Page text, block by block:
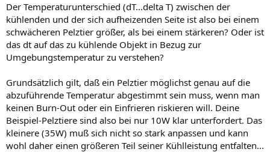
Der Temperaturunterschied (dT...delta T) zwischen der
kühlenden und der sich aufheizenden Seite ist also bei einem
schwächeren Pelztier größer, als bei einem stärkeren? Oder ist
das dt auf das zu kühlende Objekt in Bezug zur
Umgebungstemperatur zu verstehen?
Grundsätzlich gilt, daß ein Pelztier möglichst genau auf die
abzuführende Temperatur abgestimmt sein muss, wenn man
keinen Burn-Out oder ein Einfrieren riskieren will. Deine
Beispiel-Pelztiere sind also bei nur 10W klar unterfordert. Das
kleinere (35W) muß sich nicht so stark anpassen und kann
wohl daher einen größeren Teil seiner Kühlleistung entfalten...